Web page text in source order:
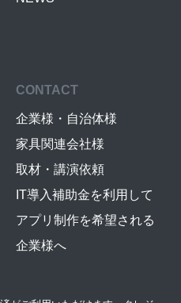
CONTACT
企業様・自治体様
家具関連会社様
取材・講演依頼
IT導入補助金を利用して
アプリ制作を希望される
企業様へ